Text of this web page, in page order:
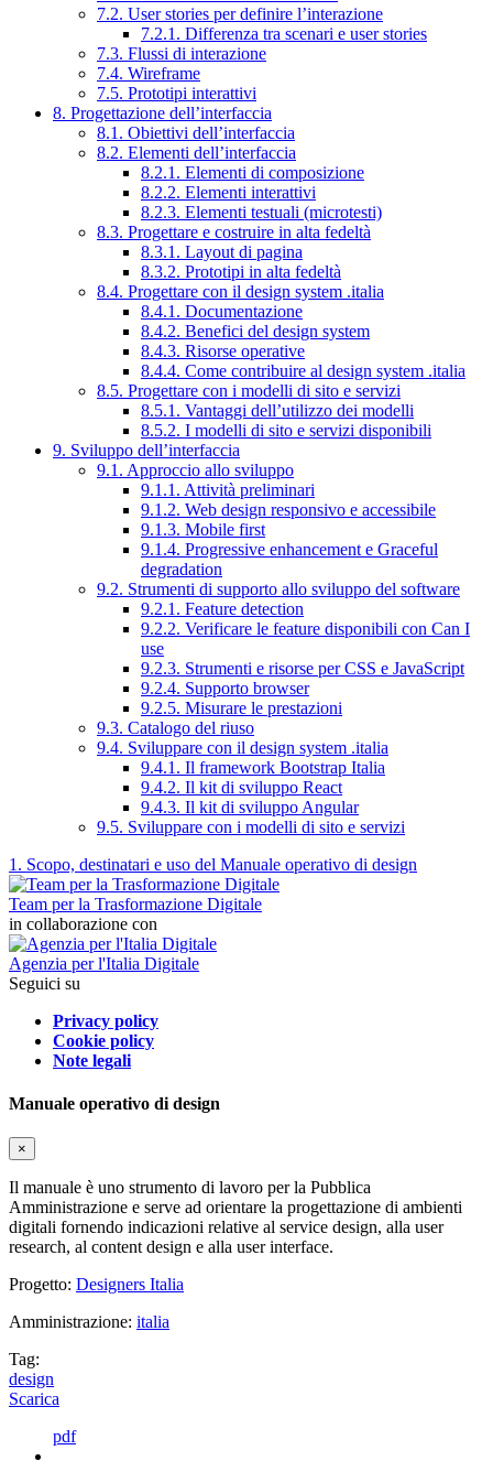
7.2. User stories per definire l’interazione
7.2.1. Differenza tra scenari e user stories
7.3. Flussi di interazione
7.4. Wireframe
7.5. Prototipi interattivi
8. Progettazione dell’interfaccia
8.1. Obiettivi dell’interfaccia
8.2. Elementi dell’interfaccia
8.2.1. Elementi di composizione
8.2.2. Elementi interattivi
8.2.3. Elementi testuali (microtesti)
8.3. Progettare e costruire in alta fedeltà
8.3.1. Layout di pagina
8.3.2. Prototipi in alta fedeltà
8.4. Progettare con il design system .italia
8.4.1. Documentazione
8.4.2. Benefici del design system
8.4.3. Risorse operative
8.4.4. Come contribuire al design system .italia
8.5. Progettare con i modelli di sito e servizi
8.5.1. Vantaggi dell’utilizzo dei modelli
8.5.2. I modelli di sito e servizi disponibili
9. Sviluppo dell’interfaccia
9.1. Approccio allo sviluppo
9.1.1. Attività preliminari
9.1.2. Web design responsivo e accessibile
9.1.3. Mobile first
9.1.4. Progressive enhancement e Graceful
degradation
9.2. Strumenti di supporto allo sviluppo del software
9.2.1. Feature detection
9.2.2. Verificare le feature disponibili con Can I
use
9.2.3. Strumenti e risorse per CSS e JavaScript
9.2.4. Supporto browser
9.2.5. Misurare le prestazioni
9.3. Catalogo del riuso
9.4. Sviluppare con il design system .italia
9.4.1. Il framework Bootstrap Italia
9.4.2. Il kit di sviluppo React
9.4.3. Il kit di sviluppo Angular
9.5. Sviluppare con i modelli di sito e servizi
1. Scopo, destinatari e uso del Manuale operativo di design
Team per la Trasformazione Digitale
in collaborazione con
Agenzia per l'Italia Digitale
Seguici su
Privacy policy
Cookie policy
Note legali
Manuale operativo di design
×
Il manuale è uno strumento di lavoro per la Pubblica
Amministrazione e serve ad orientare la progettazione di ambienti
digitali fornendo indicazioni relative al service design, alla user
research, al content design e alla user interface.
Progetto: Designers Italia
Amministrazione: italia
Tag:
design
Scarica
pdf